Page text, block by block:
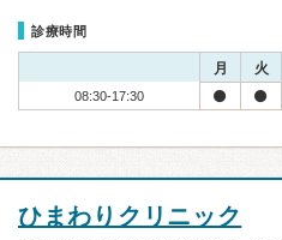
診療時間
月 火
08:30-17:30
ひまわりクリニック